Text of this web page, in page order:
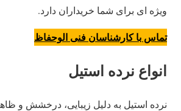
ویژه ای برای شما خریداران دارد.
تماس با کارشناسان فنی الوحفاظ
انواع نرده استیل
نرده استیل به دلیل زیبایی، درخشش و